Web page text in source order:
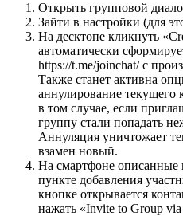
Открыть групповой
Зайти в настройки (для
На десктопе кликнуть
автоматически
https://t.me/joinchat/ с
Также станет активна
аннулирование текущего
в том случае, если
группу стали попадать
Аннуляция уничтожает
взамен новый.
На смартфоне описанные
пункте добавления
кнопке открывается
нажать «Invite to Group